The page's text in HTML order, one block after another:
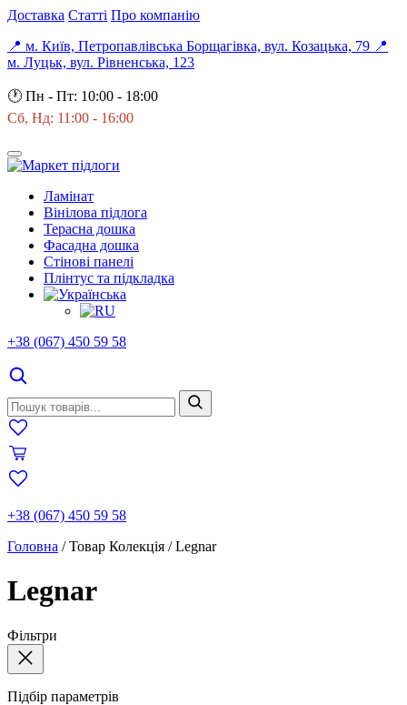
Доставка Статті Про компанію
📍 м. Київ, Петропавлівська Борщагівка, вул. Козацька, 79 📍
м. Луцьк, вул. Рівненська, 123
🕐 Пн - Пт: 10:00 - 18:00
Сб, Нд: 11:00 - 16:00
Ламінат
Вінілова підлога
Терасна дошка
Фасадна дошка
Стінові панелі
Плінтус та підкладка
+38 (067) 450 59 58
+38 (067) 450 59 58
Головна /Товар Колекція /Legnar
Legnar
Фільтри
Підбір параметрів